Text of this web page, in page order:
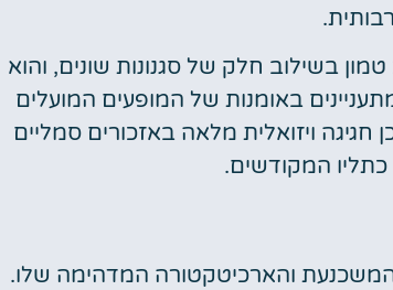
בשילוב חלק של סגנונות שונים, והוא
באומנות של המופעים המועלים
ויזואלית מלאה באזכורים סמליים
המקודשים.
המשכנעת והארכיטקטורה המדהימה שלו.